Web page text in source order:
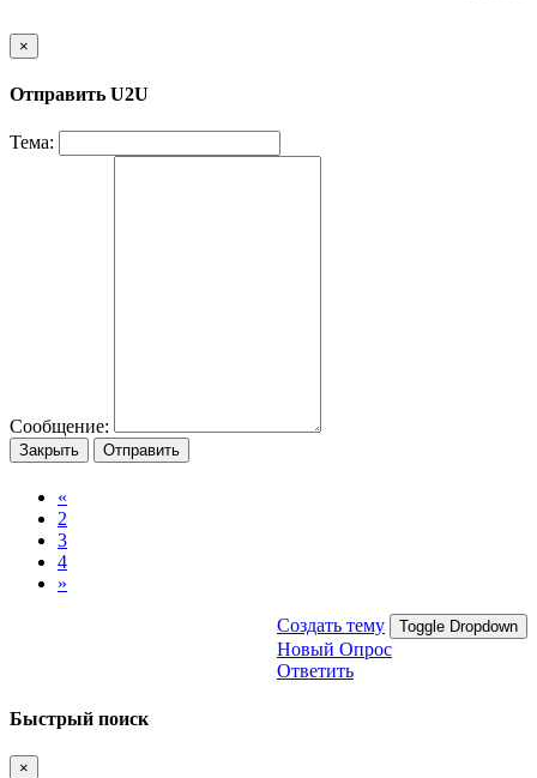
×
Отправить U2U
Тема:
Сообщение:
Закрыть Отправить
«
2
3
4
»
Создать тему Toggle Dropdown
Новый Опрос
Ответить
Быстрый поиск
×